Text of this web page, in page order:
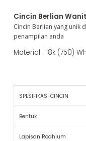
Cincin Berlian
Cincin Berlian yang unik
penampilan anda
Material : 18k (750)
SPESIFIKASI CINCIN
Bentuk
Lapisan Rodhium